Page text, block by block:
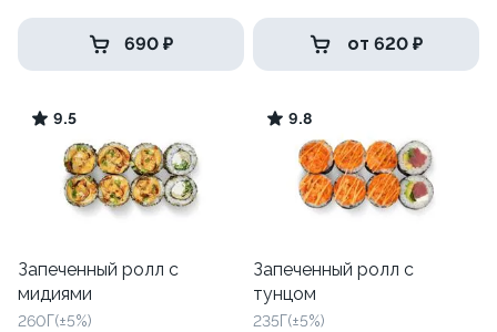
690 ₽ от 620 ₽
9.5
Запеченный ролл с
мидиями
260Г(±5%)
9.8
Запеченный ролл с
тунцом
235Г(±5%)